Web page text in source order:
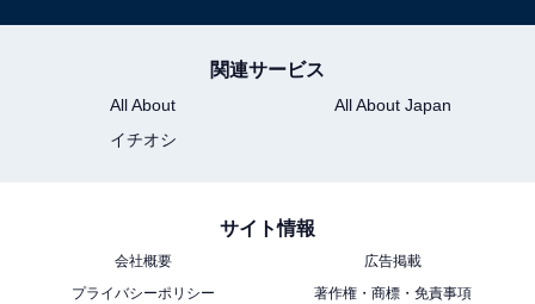
1本の長さは9.5cmほどありました。
関連サービス
All About
All About Japan
イチオシ
サイト情報
会社概要
広告掲載
プライバシーポリシー
著作権・商標・免責事項